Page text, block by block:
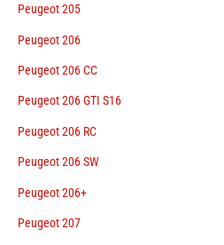
Peugeot 205
Peugeot 206
Peugeot 206 CC
Peugeot 206 GTI S16
Peugeot 206 RC
Peugeot 206 SW
Peugeot 206+
Peugeot 207